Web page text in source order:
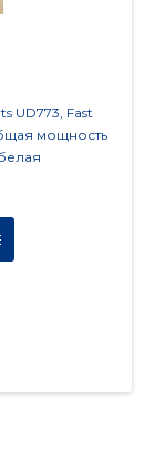
UD773, Fast
мощность